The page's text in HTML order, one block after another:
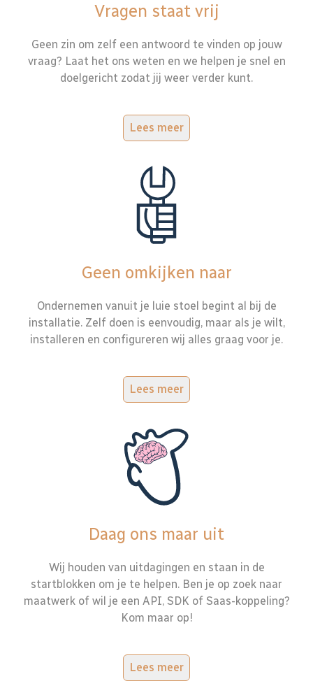
Vragen staat vrij
Geen zin om zelf een antwoord te vinden op jouw
vraag? Laat het ons weten en we helpen je snel en
doelgericht zodat jij weer verder kunt.
Lees meer
Geen omkijken naar
Ondernemen vanuit je luie stoel begint al bij de
installatie. Zelf doen is eenvoudig, maar als je wilt,
installeren en configureren wij alles graag voor je.
Lees meer
Daag ons maar uit
Wij houden van uitdagingen en staan in de
startblokken om je te helpen. Ben je op zoek naar
maatwerk of wil je een API, SDK of Saas-koppeling?
Kom maar op!
Lees meer